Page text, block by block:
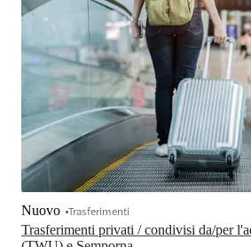
Trasferimenti privati / condivisi da/per
Nuovo Trasferimenti